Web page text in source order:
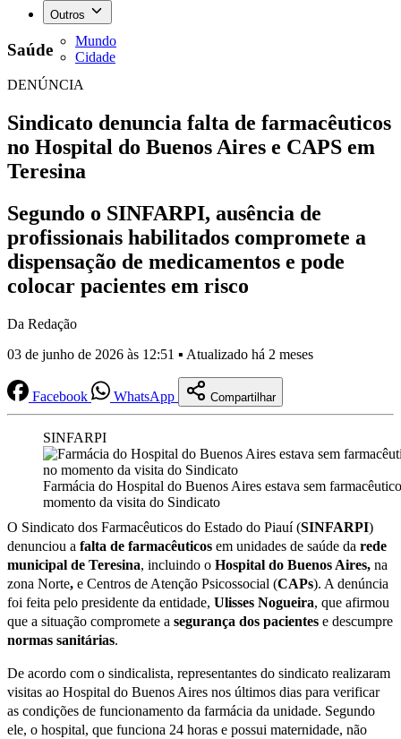
Outros
Mundo
Cidade
Saúde
DENÚNCIA
Sindicato denuncia falta de farmacêuticos
no Hospital do Buenos Aires e CAPS em
Teresina
Segundo o SINFARPI, ausência de
profissionais habilitados compromete a
dispensação de medicamentos e pode
colocar pacientes em risco
Da Redação
03 de junho de 2026 às 12:51 ▪ Atualizado há 2 meses
Facebook WhatsApp Compartilhar
SINFARPI
Farmácia do Hospital do Buenos Aires estava sem
momento da visita do Sindicato
O Sindicato dos Farmacêuticos do Estado do Piauí (SINFARPI)
denunciou a falta de farmacêuticos em unidades de saúde da rede
municipal de Teresina, incluindo o Hospital do Buenos Aires, na
zona Norte, e Centros de Atenção Psicossocial (CAPs). A denúncia
foi feita pelo presidente da entidade, Ulisses Nogueira, que afirmou
que a situação compromete a segurança dos pacientes e descumpre
normas sanitárias.
De acordo com o sindicalista, representantes do sindicato realizaram
visitas ao Hospital do Buenos Aires nos últimos dias para verificar
as condições de funcionamento da farmácia da unidade. Segundo
ele, o hospital, que funciona 24 horas e possui maternidade, não